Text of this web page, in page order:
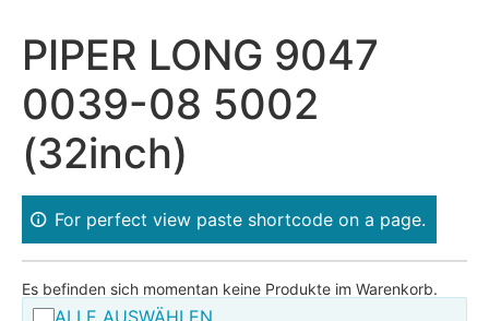
PIPER LONG 9047
0039-08 5002
(32inch)
For perfect view paste shortcode on a page.
Es befinden sich momentan keine Produkte im Warenkorb.
ALLE AUSWÄHLEN